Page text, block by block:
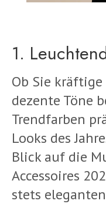
1.
Ob Sie
dezente Töne
Trendfarben
Looks des
Blick auf die
Accessoires
stets